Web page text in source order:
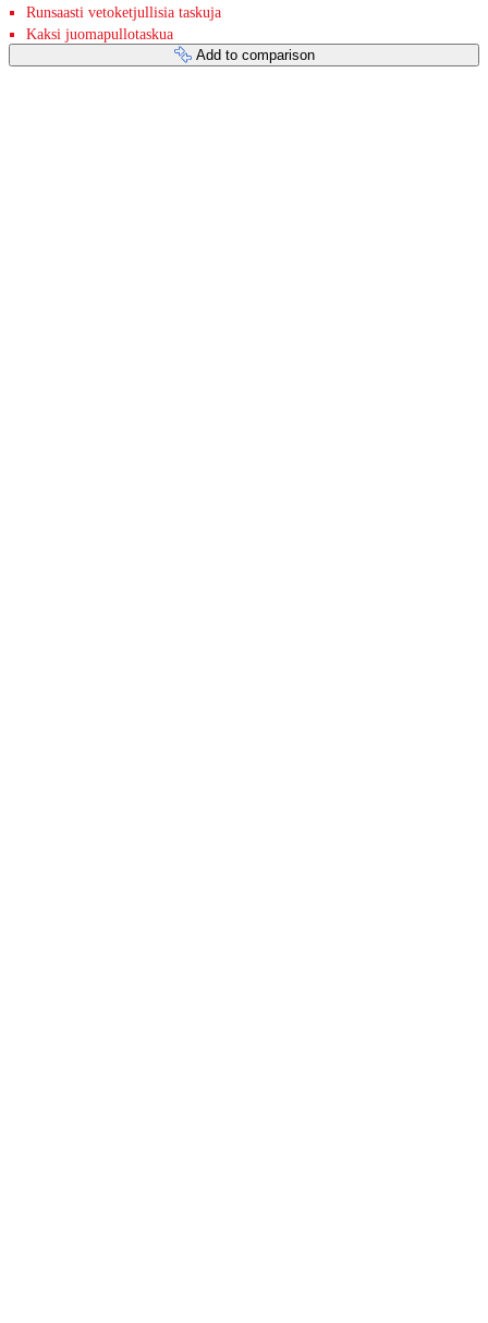
Runsaasti vetoketjullisia taskuja
Kaksi juomapullotaskua
Add to comparison